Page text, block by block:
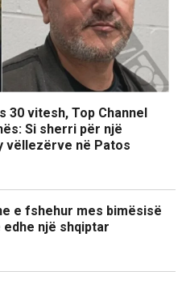
30 vitesh, Top Channel
Si sherri për një
vëllezërve në Patos
e fshehur mes bimësisë
një shqiptar